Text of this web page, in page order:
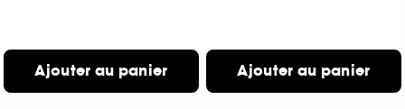
Ajouter au panier Ajouter au panier